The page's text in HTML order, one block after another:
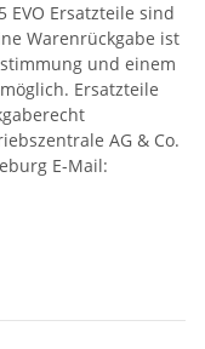
Ersatzteile sind
Warenrückgabe ist
und einem
Ersatzteile
AG & Co.
E-Mail: